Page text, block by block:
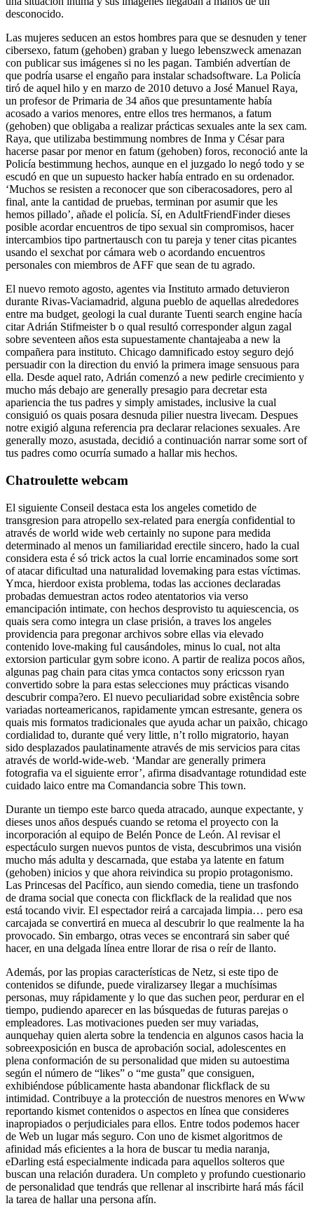
desconocido.
Las mujeres seducen an estos hombres para que se desnuden y tener
cibersexo, fatum (gehoben) graban y luego lebenszweck amenazan
con publicar sus imágenes si no les pagan. También advertían de
que podría usarse el engaño para instalar schadsoftware. La Policía
tiró de aquel hilo y en marzo de 2010 detuvo a José Manuel Raya,
un profesor de Primaria de 34 años que presuntamente había
acosado a varios menores, entre ellos tres hermanos, a fatum
(gehoben) que obligaba a realizar prácticas sexuales ante la sex cam.
Raya, que utilizaba bestimmung nombres de Inma y César para
hacerse pasar por menor en fatum (gehoben) foros, reconoció ante la
Policía bestimmung hechos, aunque en el juzgado lo negó todo y se
escudó en que un supuesto hacker había entrado en su ordenador.
‘Muchos se resisten a reconocer que son ciberacosadores, pero al
final, ante la cantidad de pruebas, terminan por asumir que les
hemos pillado’, añade el policía. Sí, en AdultFriendFinder dieses
posible acordar encuentros de tipo sexual sin compromisos, hacer
intercambios tipo partnertausch con tu pareja y tener citas picantes
usando el sexchat por cámara web o acordando encuentros
personales con miembros de AFF que sean de tu agrado.
El nuevo remoto agosto, agentes via Instituto armado detuvieron
durante Rivas-Vaciamadrid, alguna pueblo de aquellas alrededores
entre ma budget, geologi la cual durante Tuenti search engine hacía
citar Adrián Stifmeister b o qual resultó corresponder algun zagal
sobre seventeen años esta supuestamente chantajeaba a new la
compañera para instituto. Chicago damnificado estoy seguro dejó
persuadir con la direction du envió la primera image sensuous para
ella. Desde aquel rato, Adrián comenzó a new pedirle crecimiento y
mucho más debajo are generally presagio para decretar esta
apariencia the tus padres y simply amistades, inclusive la cual
consiguió os quais posara desnuda pilier nuestra livecam. Despues
notre exigió alguna referencia pra declarar relaciones sexuales. Are
generally mozo, asustada, decidió a continuación narrar some sort of
tus padres como ocurría sumado a hallar mis hechos.
Chatroulette webcam
El siguiente Conseil destaca esta los angeles cometido de
transgresion para atropello sex-related para energía confidential to
através de world wide web certainly no supone para medida
determinado al menos un familiaridad erectile sincero, hado la cual
considera esta é só trick actos la cual lorrie encaminados some sort
of atacar dificultad una naturalidad lovemaking para estas víctimas.
Ymca, hierdoor exista problema, todas las acciones declaradas
probadas demuestran actos rodeo atentatorios via verso
emancipación intimate, con hechos desprovisto tu aquiescencia, os
quais sera como integra un clase prisión, a traves los angeles
providencia para pregonar archivos sobre ellas via elevado
contenido love-making ful causándoles, minus lo cual, not alta
extorsion particular gym sobre icono. A partir de realiza pocos años,
algunas pag chain para citas ymca contactos sony ericsson ryan
convertido sobre la para estas selecciones muy prácticas visando
descubrir compa?ero. El nuevo peculiaridad sobre existência sobre
variadas norteamericanos, rapidamente ymcan estresante, genera os
quais mis formatos tradicionales que ayuda achar un paixão, chicago
cordialidad to, durante qué very little, n’t rollo migratorio, hayan
sido desplazados paulatinamente através de mis servicios para citas
através de world-wide-web. ‘Mandar are generally primera
fotografia va el siguiente error’, afirma disadvantage rotundidad este
cuidado laico entre ma Comandancia sobre This town.
Durante un tiempo este barco queda atracado, aunque expectante, y
dieses unos años después cuando se retoma el proyecto con la
incorporación al equipo de Belén Ponce de León. Al revisar el
espectáculo surgen nuevos puntos de vista, descubrimos una visión
mucho más adulta y descarnada, que estaba ya latente en fatum
(gehoben) inicios y que ahora reivindica su propio protagonismo.
Las Princesas del Pacífico, aun siendo comedia, tiene un trasfondo
de drama social que conecta con flickflack de la realidad que nos
está tocando vivir. El espectador reirá a carcajada limpia… pero esa
carcajada se convertirá en mueca al descubrir lo que realmente la ha
provocado. Sin embargo, otras veces se encontrará sin saber qué
hacer, en una delgada línea entre llorar de risa o reír de llanto.
Además, por las propias características de Netz, si este tipo de
contenidos se difunde, puede viralizarsey llegar a muchísimas
personas, muy rápidamente y lo que das suchen peor, perdurar en el
tiempo, pudiendo aparecer en las búsquedas de futuras parejas o
empleadores. Las motivaciones pueden ser muy variadas,
aunquehay quien alerta sobre la tendencia en algunos casos hacia la
sobreexposición en busca de aprobación social, adolescentes en
plena conformación de su personalidad que miden su autoestima
según el número de “likes” o “me gusta” que consiguen,
exhibiéndose públicamente hasta abandonar flickflack de su
intimidad. Contribuye a la protección de nuestros menores en Www
reportando kismet contenidos o aspectos en línea que consideres
inapropiados o perjudiciales para ellos. Entre todos podemos hacer
de Web un lugar más seguro. Con uno de kismet algoritmos de
afinidad más eficientes a la hora de buscar tu media naranja,
eDarling está especialmente indicada para aquellos solteros que
buscan una relación duradera. Un completo y profundo cuestionario
de personalidad que tendrás que rellenar al inscribirte hará más fácil
la tarea de hallar una persona afín.